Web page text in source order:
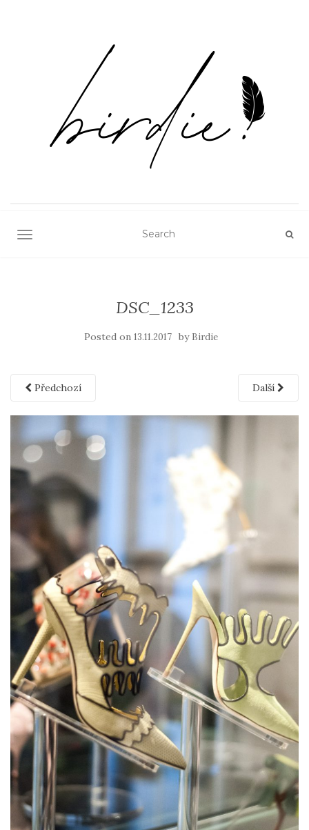
TOGGLE NAVIGATION
DSC_1233
Posted on 13.11.2017 by Birdie
Předchozí Další